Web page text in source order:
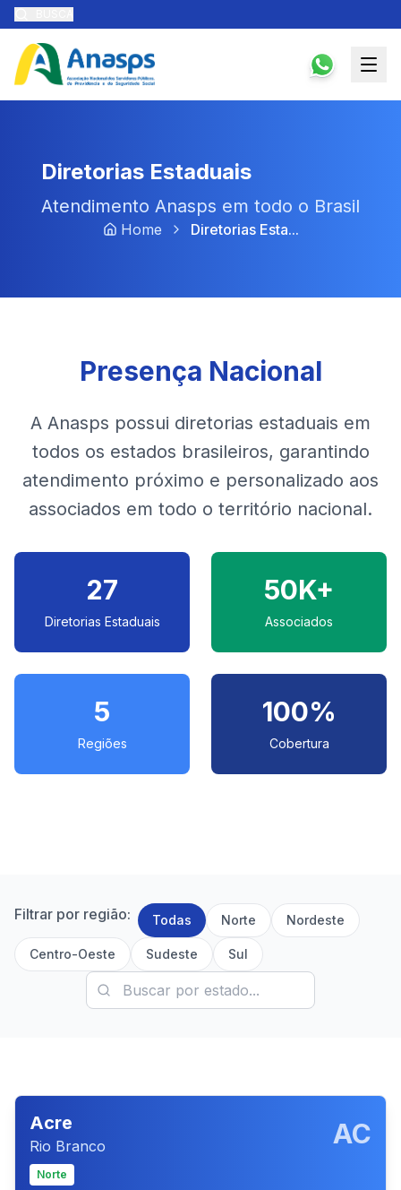
Diretorias Estaduais
Atendimento Anasps em todo o Brasil
Home Diretorias Esta...
Presença Nacional
A Anasps possui diretorias estaduais em
todos os estados brasileiros, garantindo
atendimento próximo e personalizado aos
associados em todo o território nacional.
27
Diretorias Estaduais
50K+
Associados
5
Regiões
100%
Cobertura
Filtrar por região: Todas Norte Nordeste
Centro-Oeste Sudeste Sul
Acre
Rio Branco AC
Norte